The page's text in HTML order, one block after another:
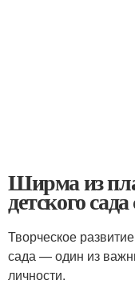
Ширма из
детского
Творческое
сада — один из
личности.